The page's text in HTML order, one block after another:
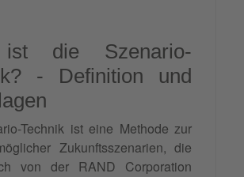
die Szenario-
- Definition und
Technik ist eine Methode zur
Zukunftsszenarien, die
von der RAND Corporation